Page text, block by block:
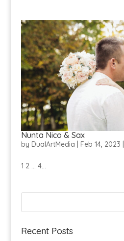
Nunta Nico & Sax
by DualArtMedia Feb 14, 2023
1 2 ... 4...
Recent Posts